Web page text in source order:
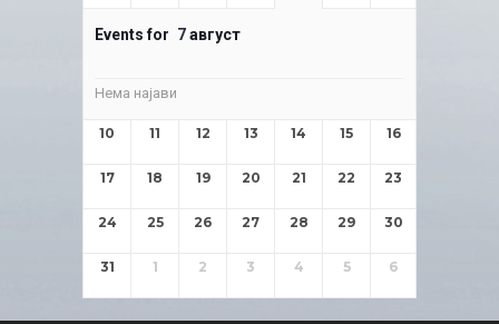
Events for 7август
Нема најави
10 11 12 13 14 15 16
17 18 19 20 21 22 23
24 25 26 27 28 29 30
31 1 2 3 4 5 6